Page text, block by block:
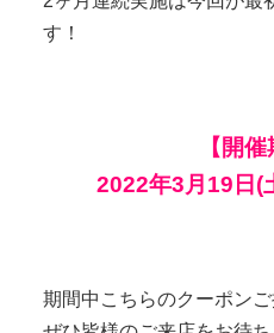
す！
【開催
2022年3月19日(
期間中こちらのクーポン